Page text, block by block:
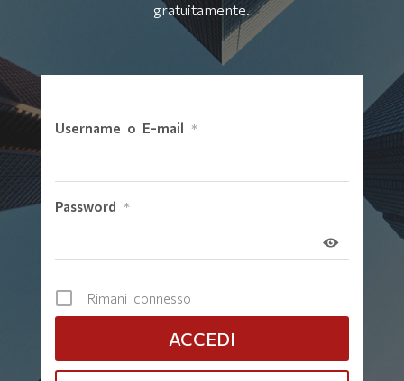
gratuitamente.
Username o E-mail *
Password *
Rimani connesso